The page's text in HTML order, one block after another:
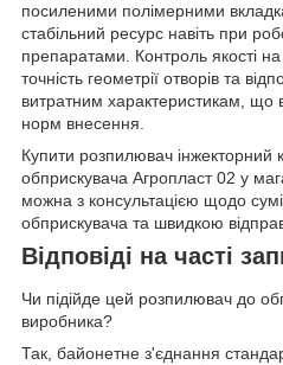
посиленими полімерними
стабільний ресурс навіть при
препаратами. Контроль якості
точність геометрії отворів та
витратним характеристикам,
норм внесення.
Купити розпилювач інжекторний
обприскувача Агропласт 02 у
можна з консультацією щодо
обприскувача та швидкою
Відповіді на часті
Чи підійде цей розпилювач до
виробника?
Так, байонетне з'єднання